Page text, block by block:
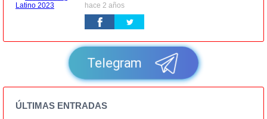
hace 2 años
Telegram
ÚLTIMAS ENTRADAS